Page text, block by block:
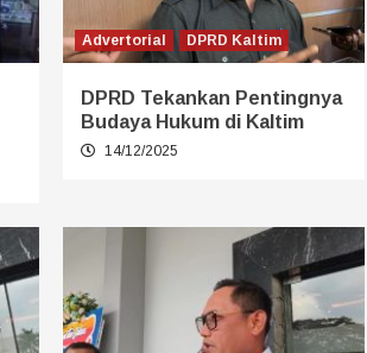
Advertorial DPRD Kaltim
DPRD Tekankan Pentingnya
Budaya Hukum di Kaltim
14/12/2025